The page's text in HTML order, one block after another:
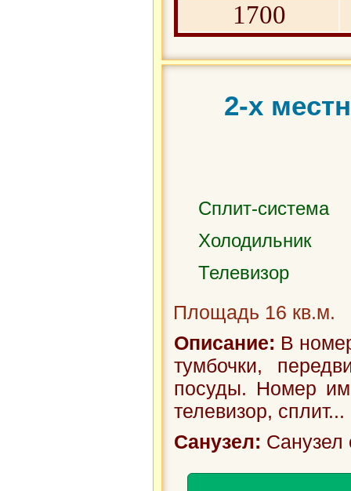
1700
2-х
Сплит-система
Холодильник
Телевизор
Площадь 16 кв.м.
Описание: В
тумбочки,
посуды. Номер
телевизор, сплит...
Санузел: